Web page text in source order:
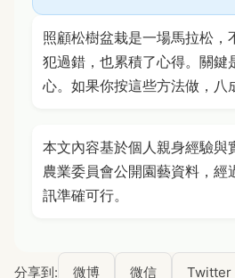
照顧松樹盆栽是一場馬拉松，
犯過錯，也累積了心得。關鍵
心。如果你按這些方法做，八
本文內容基於個人親身經驗與
農業委員會公開園藝資料，經
訊準確可行。
分享到: 微博 微信 Twitter